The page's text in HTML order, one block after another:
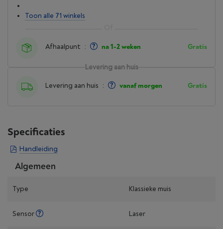
Levering aan huis
Levering aan huis : vanaf morgen Gratis
Toon alle 71 winkels
Afhaalpunt : na 1-2 weken Gratis
Specificaties
Handleiding
Algemeen
Type Klassieke muis
Sensor Laser